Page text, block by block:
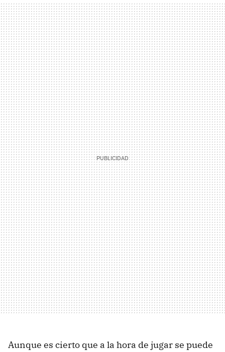
Aunque es cierto que a la hora de jugar se puede